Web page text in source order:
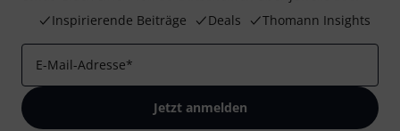
Inspirierende Beiträge
Deals Thomann Insights
E-Mail-Adresse*
Jetzt anmelden